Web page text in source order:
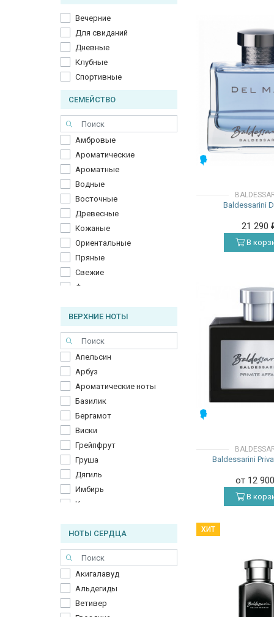
Вечерние
Для свиданий
Дневные
Клубные
Спортивные
СЕМЕЙСТВО
Амбровые
Ароматические
Ароматные
Водные
Восточные
Древесные
Кожаные
Ориентальные
Пряные
Свежие
Фужерные
ВЕРХНИЕ НОТЫ
Апельсин
Арбуз
Ароматические ноты
Базилик
Бергамот
Виски
Грейпфрут
Груша
Дягиль
Имбирь
Кардамон
Красное яблоко
Манго
Мандарин
Маракуйя
Мирт
Можжевельник
НОТЫ СЕРДЦА
Акигалавуд
Альдегиды
Ветивер
Baldessarini
21 290
В
Baldessarini
от 12
В
ХИТ